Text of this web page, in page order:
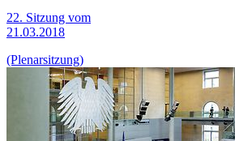
22. Sitzung vom
21.03.2018
(Plenarsitzung)